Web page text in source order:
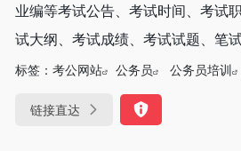
业编等考试公告、考试时间、考试
试大纲、考试成绩、考试试题、笔
标签： 考公网站 公务员 公务员培训
链接直达